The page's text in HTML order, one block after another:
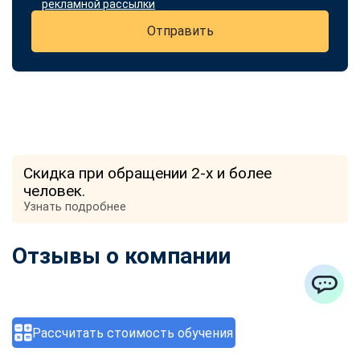
Рассчитать стоимость обучения
рекламной рассылки
Отправить
Скидка при обращении 2-х и более
человек.
Узнать подробнее
Отзывы о компании